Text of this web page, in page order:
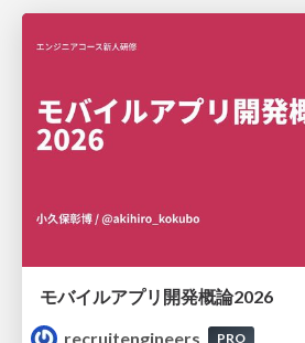
モバイルアプリ開発概論2026
recruitengineers
PRO